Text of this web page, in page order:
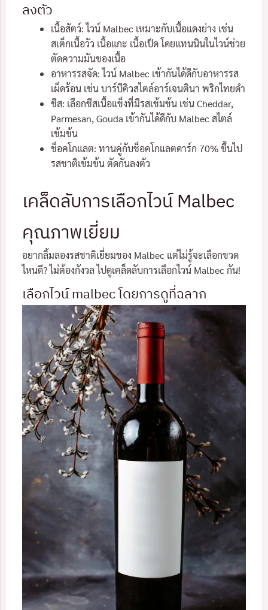
ลงตัว
เนื้อสัตว์: ไวน์ Malbec เหมาะกับเนื้อแดงย่าง เช่น
สเต็กเนื้อวัว เนื้อแกะ เนื้อเป็ด โดยแทนนินในไวน์ช่วย
ตัดความมันของเนื้อ
อาหารรสจัด: ไวน์ Malbec เข้ากันได้ดีกับอาหารรส
เผ็ดร้อน เช่น บาร์บีคิวสไตล์อาร์เจนตินา พริกไทยดำ
ชีส: เลือกชีสเนื้อแข็งที่มีรสเข้มข้น เช่น Cheddar,
Parmesan, Gouda เข้ากันได้ดีกับ Malbec สไตล์
เข้มข้น
ช็อคโกแลต: ทานคู่กับช็อคโกแลตดาร์ก 70% ขึ้นไป
รสชาติเข้มข้น ตัดกันลงตัว
เคล็ดลับการเลือกไวน์ Malbec
คุณภาพเยี่ยม
อยากลิ้มลองรสชาติเยี่ยมของ Malbec แต่ไม่รู้จะเลือกขวด
ไหนดี? ไม่ต้องกังวล ไปดูเคล็ดลับการเลือกไวน์ Malbec กัน!
เลือกไวน์ malbec โดยการดูที่ฉลาก